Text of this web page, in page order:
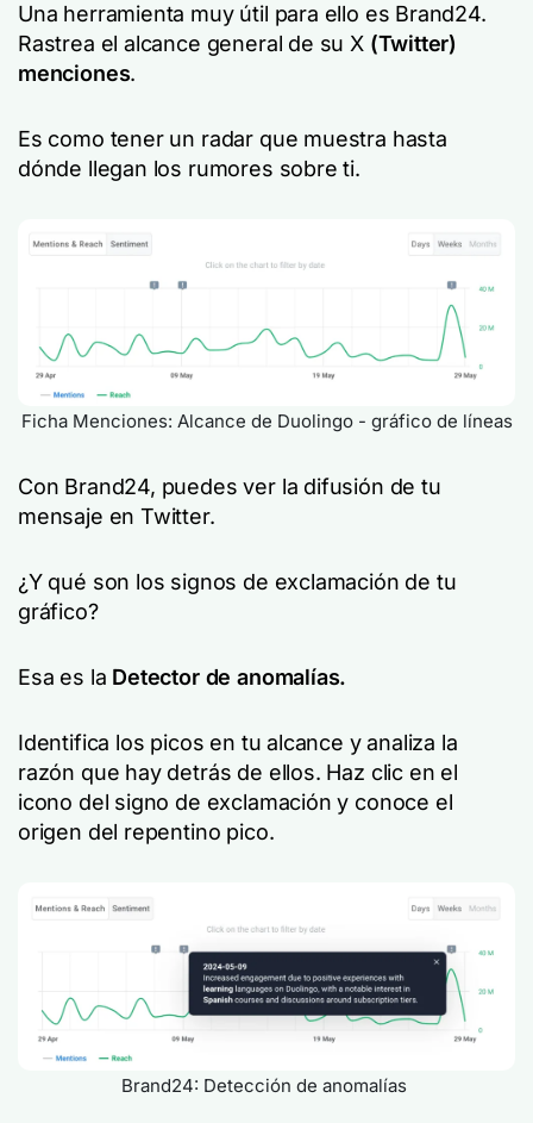
Una herramienta muy útil para ello es Brand24.
Rastrea el alcance general de su X (Twitter)
menciones.
Es como tener un radar que muestra hasta
dónde llegan los rumores sobre ti.
Ficha Menciones: Alcance de Duolingo - gráfico de líneas
Con Brand24, puedes ver la difusión de tu
mensaje en Twitter.
¿Y qué son los signos de exclamación de tu
gráfico?
Esa es la Detector de anomalías.
Identifica los picos en tu alcance y analiza la
razón que hay detrás de ellos. Haz clic en el
icono del signo de exclamación y conoce el
origen del repentino pico.
Brand24: Detección de anomalías